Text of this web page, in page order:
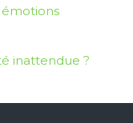
émotions
inattendue ?